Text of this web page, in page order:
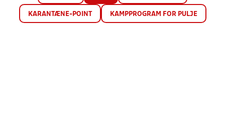
KARANTÆNE-POINT KAMPPROGRAM FOR PULJE